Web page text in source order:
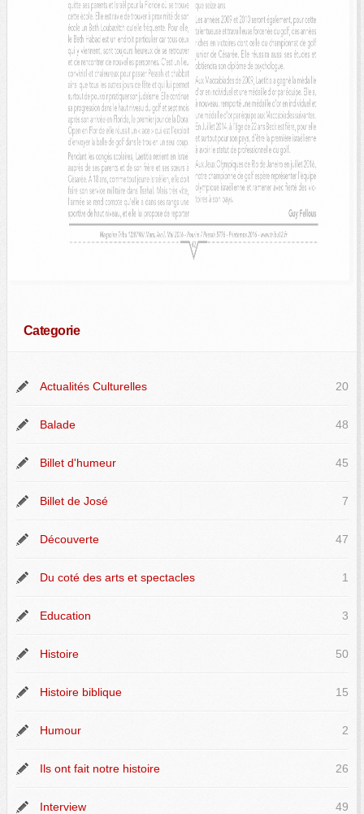
Categorie
Actualités Culturelles 20
Balade 48
Billet d'humeur 45
Billet de José 7
Découverte 47
Du coté des arts et spectacles 1
Education 3
Histoire 50
Histoire biblique 15
Humour 2
Ils ont fait notre histoire 26
Interview 49